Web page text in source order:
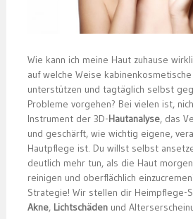
Wie kann ich meine Haut zuhause
auf welche Weise
unterstützen und tagtäglich selbst
Probleme vorgehen? Bei vielen ist,
Instrument der 3D-Hautanalyse, das
und geschärft, wie wichtig eigene,
Hautpflege ist. Du willst selbst
deutlich mehr tun, als die Haut
reinigen und oberflächlich
Strategie! Wir stellen dir Heimpflege-
Akne, Lichtschädenund